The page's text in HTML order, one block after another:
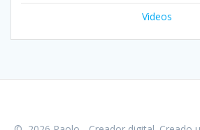
Videos